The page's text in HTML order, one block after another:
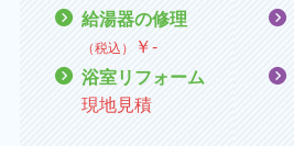
給湯器の修理
（税込） ￥‐
浴室リフォーム
現地見積